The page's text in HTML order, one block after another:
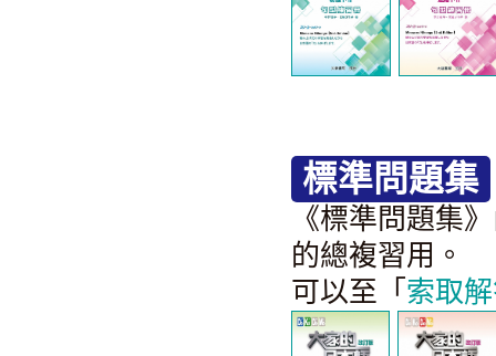
標準問題集
《標準問題集
的總複習用。
可以至「 索取